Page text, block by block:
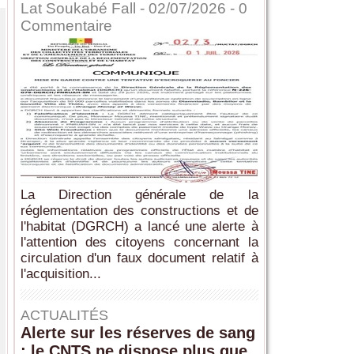
Lat Soukabé Fall - 02/07/2026 - 0
Commentaire
La Direction générale de la
réglementation des constructions et de
l'habitat (DGRCH) a lancé une alerte à
l'attention des citoyens concernant la
circulation d'un faux document relatif à
l'acquisition...
ACTUALITÉS
Alerte sur les réserves de sang